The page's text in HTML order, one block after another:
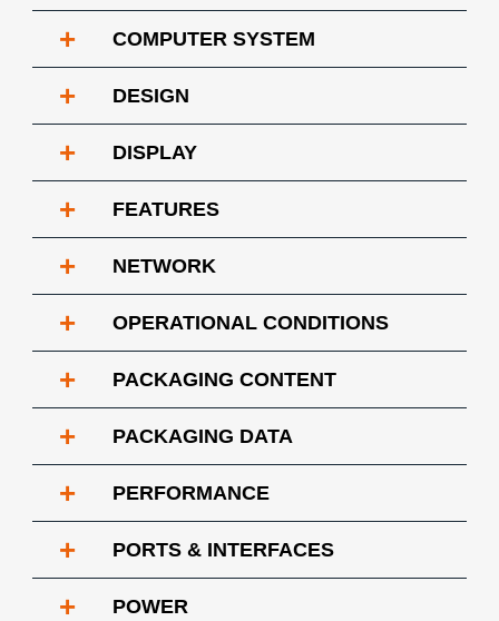
+ COMPUTER SYSTEM
+ DESIGN
+ DISPLAY
+ FEATURES
+ NETWORK
+ OPERATIONAL CONDITIONS
+ PACKAGING CONTENT
+ PACKAGING DATA
+ PERFORMANCE
+ PORTS & INTERFACES
+ POWER